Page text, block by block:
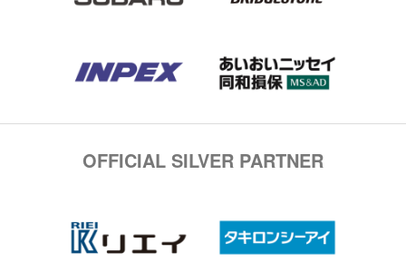
OFFICIAL SILVER PARTNER